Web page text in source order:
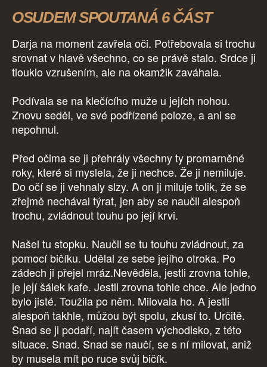
OSUDEM SPOUTANÁ 6 ČÁST
Darja na moment zavřela oči. Potřebovala si trochu
srovnat v hlavě všechno, co se právě stalo. Srdce ji
tlouklo vzrušením, ale na okamžik zaváhala.
Podívala se na klečícího muže u jejích nohou.
Znovu seděl, ve své podřízené poloze, a ani se
nepohnul.
Před očima se ji přehrály všechny ty promarněné
roky, které si myslela, že ji nechce. Že ji nemiluje.
Do očí se ji vehnaly slzy. A on ji miluje tolik, že se
zřejmě nechával týrat, jen aby se naučil alespoň
trochu, zvládnout touhu po její krvi.
Našel tu stopku. Naučil se tu touhu zvládnout, za
pomocí bičíku. Udělal ze sebe jejího otroka. Po
zádech ji přejel mráz.Nevěděla, jestli zrovna tohle,
je její šálek kafe. Jestli zrovna tohle chce. Ale jedno
bylo jisté. Toužila po něm. Milovala ho. A jestli
alespoň takhle, můžou být spolu, zkusí to. Určitě.
Snad se ji podaří, najít časem východisko, z této
situace. Snad. Snad se naučí, se s ní milovat, aniž
by musela mít po ruce svůj bičík.